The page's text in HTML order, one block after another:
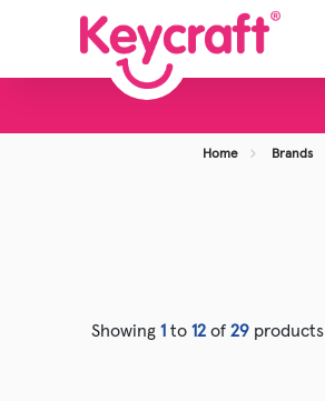
View all Categories
Jouets Gourmands
Home Brands
Showing 1 to 12 of 29 products